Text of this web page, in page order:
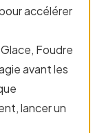
accélérer
Foudre
avant les
lancer un